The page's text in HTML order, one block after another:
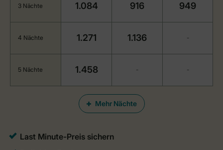
Mehr Nächte
3 Nächte 1.084 916 949
4 Nächte 1.271 1.136 -
5 Nächte 1.458 - -